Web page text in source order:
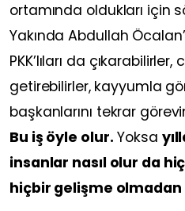
ortamında oldukları için
Yakında Abdullah
PKK’lıları da
getirebilirler, kayyumla
başkanlarını tekrar
Bu iş öyle olur. Yoksa
insanlar nasıl olur da
hiçbir gelişme olmadan